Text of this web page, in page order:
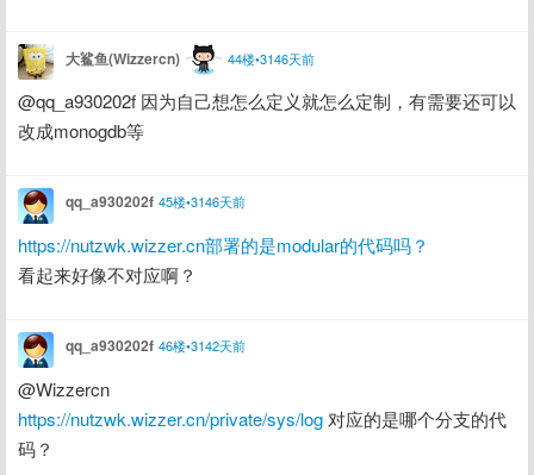
大鲨鱼(Wizzercn) 44楼•3146天前
@qq_a930202f 因为自己想怎么定义就怎么定制，有需要还可以
改成monogdb等
qq_a930202f 45楼•3146天前
https://nutzwk.wizzer.cn部署的是modular的代码吗？
看起来好像不对应啊？
qq_a930202f 46楼•3142天前
@Wizzercn
https://nutzwk.wizzer.cn/private/sys/log 对应的是哪个分支的代
码？